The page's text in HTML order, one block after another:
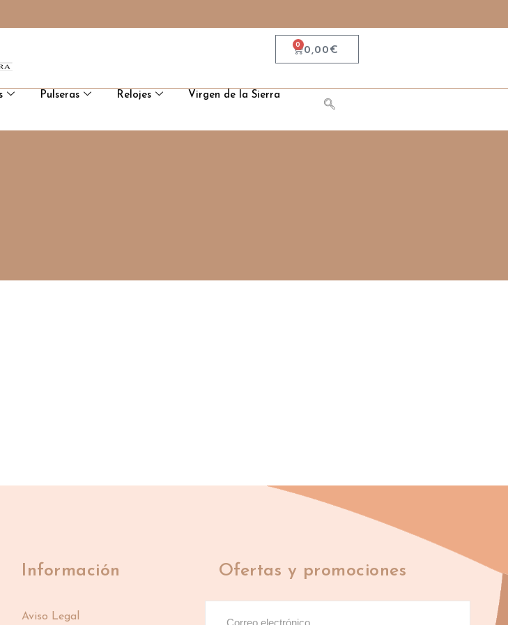
0,00€
0
Pulseras Relojes Virgen de la Sierra
Información
Aviso Legal
Ofertas y promociones